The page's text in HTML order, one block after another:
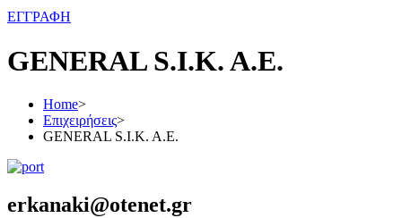
ΕΓΓΡΑΦΗ
GENERAL S.I.K. A.E.
Home>
Επιχειρήσεις>
GENERAL S.I.K. A.E.
erkanaki@otenet.gr